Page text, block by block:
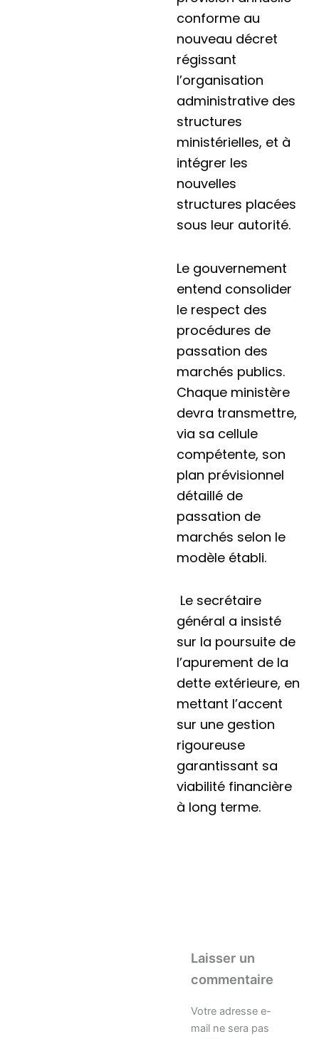
conforme au
nouveau décret
régissant
l’organisation
administrative des
structures
ministérielles, et à
intégrer les
nouvelles
structures placées
sous leur autorité.
Le gouvernement
entend consolider
le respect des
procédures de
passation des
marchés publics.
Chaque ministère
devra transmettre,
via sa cellule
compétente, son
plan prévisionnel
détaillé de
passation de
marchés selon le
modèle établi.
Le secrétaire
général a insisté
sur la poursuite de
l’apurement de la
dette extérieure, en
mettant l’accent
sur une gestion
rigoureuse
garantissant sa
viabilité financière
à long terme.
Laisser un
commentaire
Votre adresse e-
mail ne sera pas